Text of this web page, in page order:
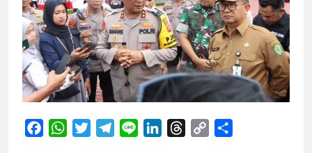
FacebookWhatsApp
TwitterTelegram
Line LinkedInThreads
Copy